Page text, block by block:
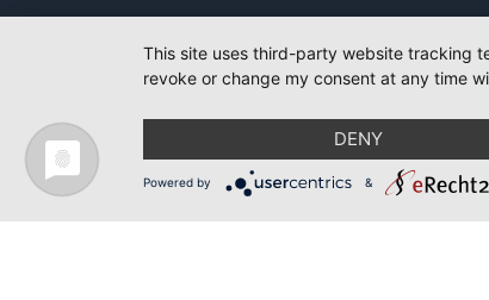
This site uses third-party website tracking
revoke or change my consent at any time
DENY
Powered by &